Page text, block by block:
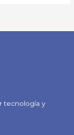
tecnología y